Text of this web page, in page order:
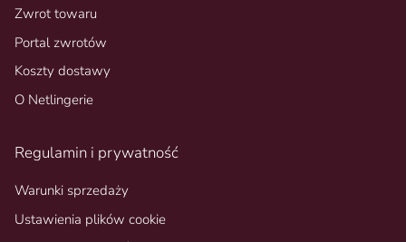
Zwrot towaru
Portal zwrotów
Koszty dostawy
O Netlingerie
Regulamin i prywatność
Warunki sprzedaży
Ustawienia plików cookie